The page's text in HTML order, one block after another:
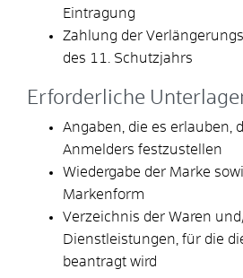
Eintragung
Zahlung der
des 11. Schutzjahrs
Erforderliche
Angaben, die es erlauben,
Anmelders festzustellen
Wiedergabe der Marke
Markenform
Verzeichnis der Waren
Dienstleistungen, für die
beantragt wird